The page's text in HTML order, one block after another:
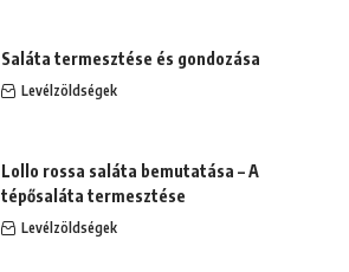
Saláta termesztése és gondozása
Levélzöldségek
Lollo rossa saláta bemutatása – A
tépősaláta termesztése
Levélzöldségek